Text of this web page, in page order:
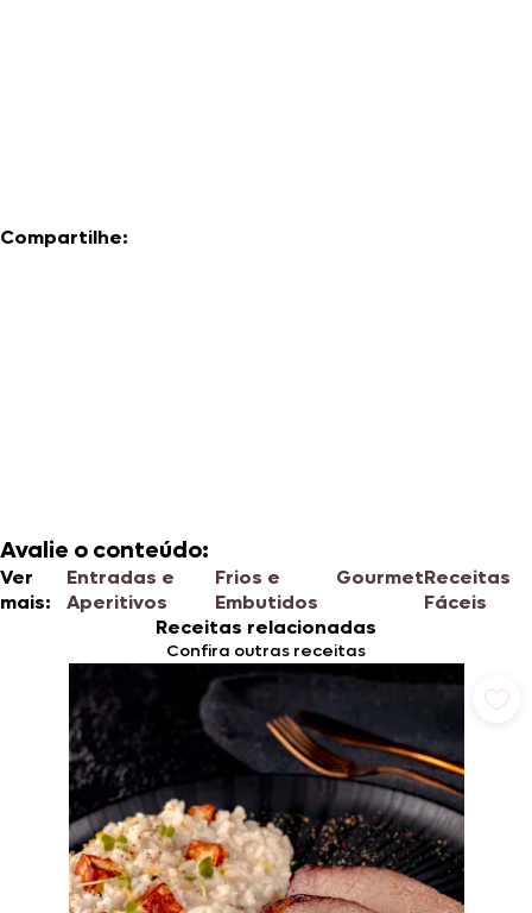
Compartilhe:
Avalie o conteúdo:
Ver
mais:
Entradas e
Aperitivos
Frios e
Embutidos
GourmetReceitas
Fáceis
Receitas relacionadas
Confira outras receitas